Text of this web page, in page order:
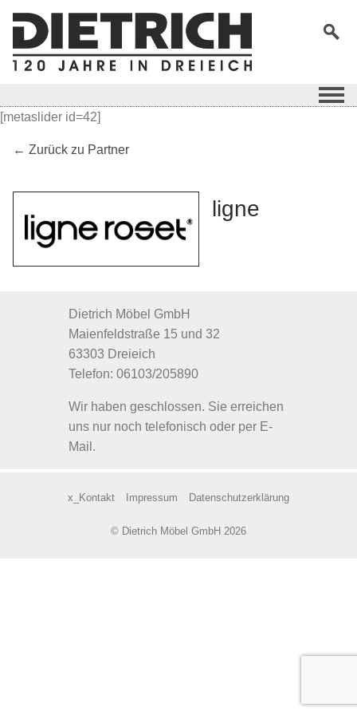
[metaslider id=42]
← Zurück zu Partner
ligne
Dietrich Möbel GmbH
Maienfeldstraße 15 und 32
63303 Dreieich
Telefon: 06103/205890
Wir haben geschlossen. Sie erreichen
uns nur noch telefonisch oder per E-
Mail.
x_Kontakt Impressum Datenschutzerklärung
© Dietrich Möbel GmbH 2026